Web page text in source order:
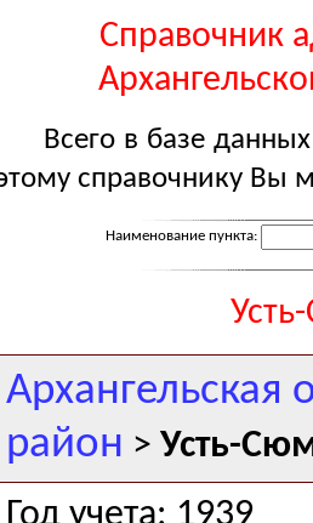
Справочник
Всего в базе
справочнику Вы
Наименование пункта:
Архангельская
район > Усть-